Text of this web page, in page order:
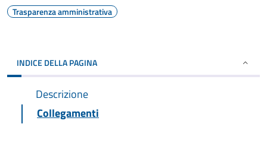
Trasparenza amministrativa
INDICE DELLA PAGINA
Descrizione
Collegamenti